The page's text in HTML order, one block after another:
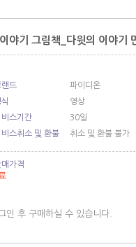
야기 그림책_다윗의 이야기
랜드
파이디온
영상
비스기간
30일
비스취소 및 환불
취소 및 환불 불가
매가격
인 후 구매하실 수 있습니다.